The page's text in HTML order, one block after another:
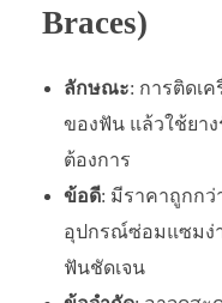
Braces)
ลักษณะ: การติดเ
ของฟัน แล้วใช้ยา
ต้องการ
ข้อดี: มีราคาถูกก
อุปกรณ์ซ่อมแซมง่
ฟันชัดเจน